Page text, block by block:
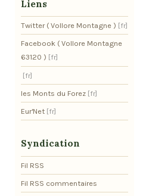
Liens
Twitter ( Vollore Montagne )
Facebook ( Vollore Montagne
63120 )
les Monts du Forez
Eur'Net
Syndication
Fil RSS
Fil RSS commentaires